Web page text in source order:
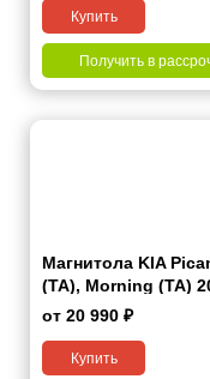
Купить
Получить в
Магнитола KIA
(TA), Morning (TA)
2017 7 дюймов - 9.1
от 20 990 ₽
Купить